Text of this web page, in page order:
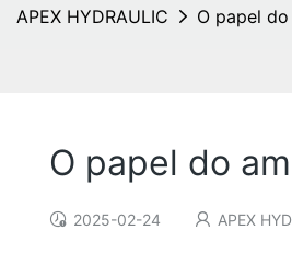
APEX HYDRAULIC O papel
O papel do
2025-02-24 APEX